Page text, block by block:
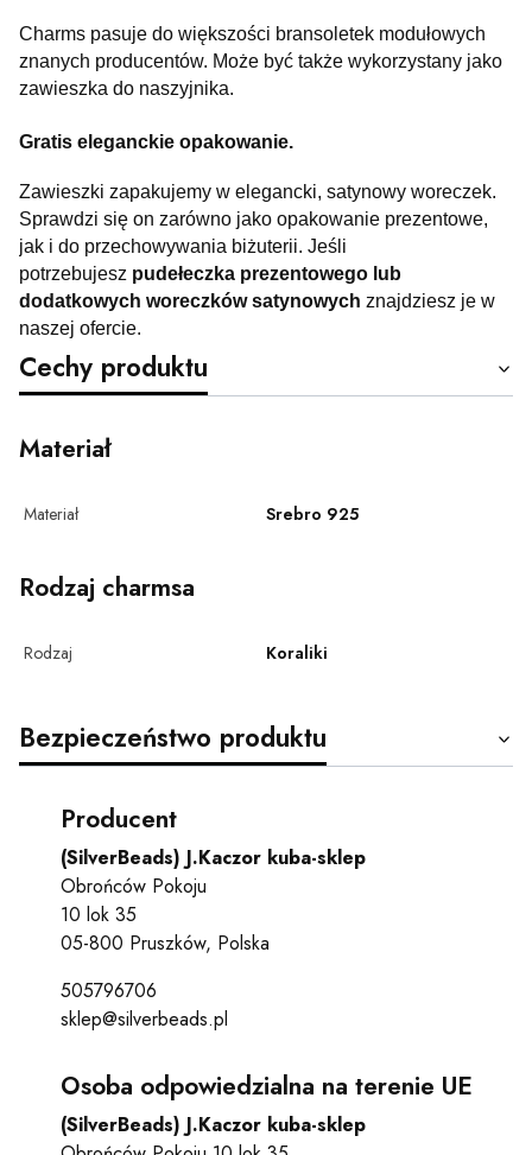
Charms pasuje do większości bransoletek modułowych
znanych producentów. Może być także wykorzystany jako
zawieszka do naszyjnika.
Gratis eleganckie opakowanie.
Zawieszki zapakujemy w elegancki, satynowy woreczek.
Sprawdzi się on zarówno jako opakowanie prezentowe,
jak i do przechowywania biżuterii. Jeśli
potrzebujesz pudełeczka prezentowego lub
dodatkowych woreczków satynowych znajdziesz je w
naszej ofercie.
Cechy produktu
Materiał
Materiał Srebro 925
Rodzaj charmsa
Rodzaj Koraliki
Bezpieczeństwo produktu
Producent
(SilverBeads) J.Kaczor kuba-sklep
Obrońców Pokoju
10 lok 35
05-800 Pruszków, Polska
505796706
sklep@silverbeads.pl
Osoba odpowiedzialna na terenie UE
(SilverBeads) J.Kaczor kuba-sklep